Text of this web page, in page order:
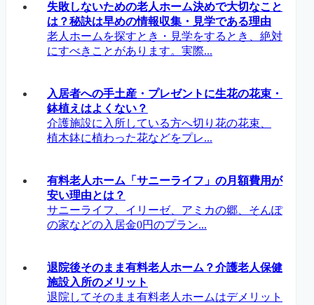
失敗しないための老人ホーム決めで大切なこと
は？秘訣は早めの情報収集・見学である理由
老人ホームを探すとき・見学をするとき、絶対
にすべきことがあります。実際...
入居者への手土産・プレゼントに生花の花束・
鉢植えはよくない？
介護施設に入所している方へ切り花の花束、
植木鉢に植わった花などをプレ...
有料老人ホーム「サニーライフ」の月額費用が
安い理由とは？
サニーライフ、イリーゼ、アミカの郷、そんぽ
の家などの入居金0円のプラン...
退院後そのまま有料老人ホーム？介護老人保健
施設入所のメリット
退院してそのまま有料老人ホームはデメリット